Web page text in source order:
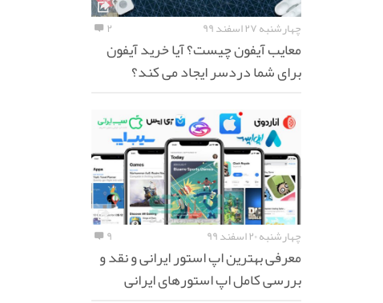
چهارشنبه ۲۷ اسفند ۹۹ ۲
معایب آیفون چیست؟ آیا خرید آیفون
برای شما دردسر ایجاد می کند؟
چهارشنبه ۲۰ اسفند ۹۹ ۹
معرفی بهترین اپ استور ایرانی و نقد و
بررسی کامل اپ استورهای ایرانی